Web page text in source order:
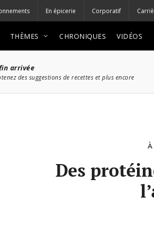
En épicerie Corporatif
THÈMES CHRONIQUES VIDÉOS
arrivée
des suggestions de recettes et plus encore
Des